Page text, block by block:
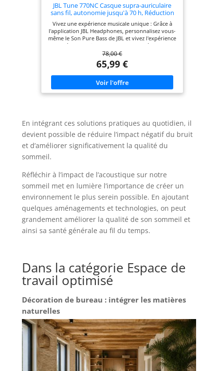
JBL Tune 770NC Casque supra-auriculaire
sans fil, autonomie jusqu'à 70 h, Réduction
de Bruit Adaptative, Smart Ambient, noir
Vivez une expérience musicale unique : Grâce à
l'application JBL Headphones, personnalisez vous-
même le Son Pure Bass de JBL et vivez l'expérience
d'écoute qui vous ressemble Une écoute
prolongée : Profitez de ses 70 h d'autonomie et de
la recharge rapide ; bénéficiez de 3 h d'écoute
supplémentaires en 5 min ou avec le câble USB-C
rechargez la batterie en 2 h seulement Plongez-
vous dans votre musique : La Réduction de Bruit
Adaptative vous isole des distractions qui vous
entourent tandis que Smart Ambient mettra en
bandeau rembourré et d'un design pliable pour
l'amener partout et écouter votre musique à tout
moment Contenu de la livraison : 1 x JBL Tune
770NC casque audio noir, 1 x Câble de charge
78,00 €
65,99 €
En intégrant ces solutions pratiques au quotidien, il
devient possible de réduire l’impact négatif du bruit
et d’améliorer significativement la qualité du
sommeil.
Réfléchir à l’impact de l’acoustique sur notre
sommeil met en lumière l’importance de créer un
environnement le plus serein possible. En ajoutant
quelques aménagements et technologies, on peut
grandement améliorer la qualité de son sommeil et
ainsi sa santé générale au fil du temps.
Dans la catégorie Espace de
travail optimisé
Décoration de bureau : intégrer les matières
naturelles